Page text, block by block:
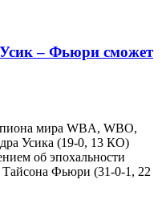
– Фьюри сможет
мира WBA, WBO,
Усика (19-0, 13 КО)
об эпохальности
Фьюри (31-0-1, 22